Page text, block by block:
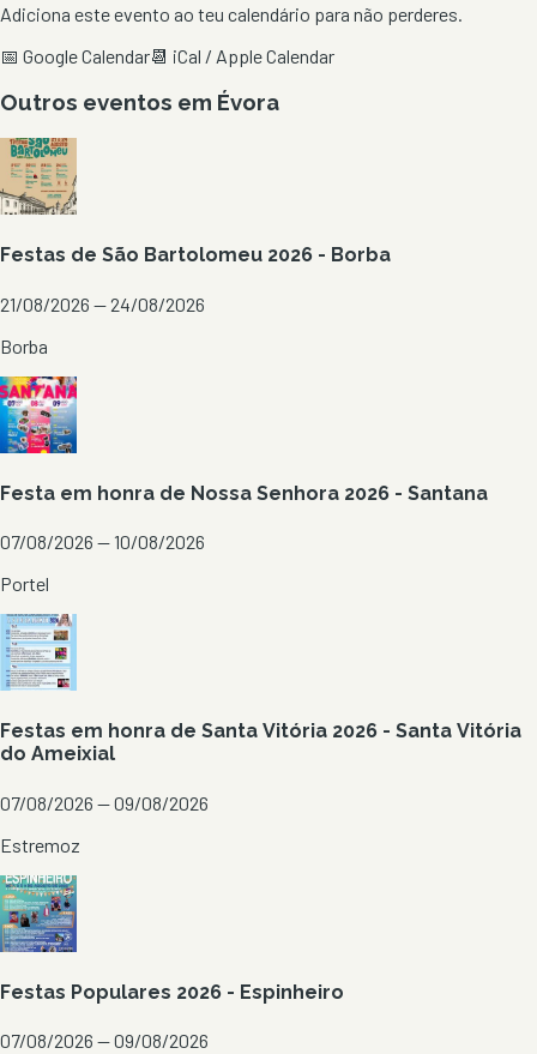
Adiciona este evento ao teu calendário para não perderes.
📅 Google Calendar📆 iCal / Apple Calendar
Outros eventos em Évora
Festas de São Bartolomeu 2026 - Borba
21/08/2026 — 24/08/2026
Borba
Festa em honra de Nossa Senhora 2026 - Santana
07/08/2026 — 10/08/2026
Portel
Festas em honra de Santa Vitória 2026 - Santa Vitória
do Ameixial
07/08/2026 — 09/08/2026
Estremoz
Festas Populares 2026 - Espinheiro
07/08/2026 — 09/08/2026